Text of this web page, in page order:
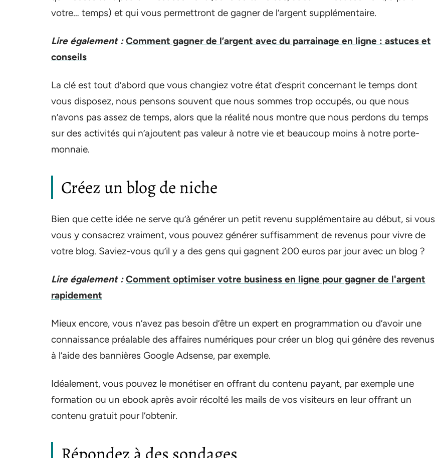
votre… temps) et qui vous permettront de gagner de l’argent supplémentaire.
Lire également : Comment gagner de l’argent avec du parrainage en ligne : astuces et
conseils
La clé est tout d’abord que vous changiez votre état d’esprit concernant le temps dont
vous disposez, nous pensons souvent que nous sommes trop occupés, ou que nous
n’avons pas assez de temps, alors que la réalité nous montre que nous perdons du temps
sur des activités qui n’ajoutent pas valeur à notre vie et beaucoup moins à notre porte-
monnaie.
Créez un blog de niche
Bien que cette idée ne serve qu’à générer un petit revenu supplémentaire au début, si vous
vous y consacrez vraiment, vous pouvez générer suffisamment de revenus pour vivre de
votre blog. Saviez-vous qu’il y a des gens qui gagnent 200 euros par jour avec un blog ?
Lire également : Comment optimiser votre business en ligne pour gagner de l'argent
rapidement
Mieux encore, vous n’avez pas besoin d’être un expert en programmation ou d’avoir une
connaissance préalable des affaires numériques pour créer un blog qui génère des revenus
à l’aide des bannières Google Adsense, par exemple.
Idéalement, vous pouvez le monétiser en offrant du contenu payant, par exemple une
formation ou un ebook après avoir récolté les mails de vos visiteurs en leur offrant un
contenu gratuit pour l’obtenir.